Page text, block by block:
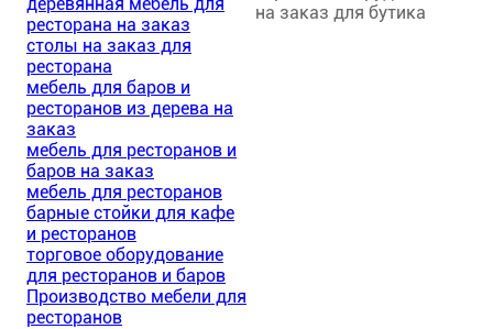
ресторана на заказ
столы на заказ для
ресторана
мебель для баров и
ресторанов из дерева на
заказ
мебель для ресторанов и
баров на заказ
мебель для ресторанов
барные стойки для кафе
и ресторанов
торговое оборудование
для ресторанов и баров
Производство мебели для
ресторанов
на заказ для бутика